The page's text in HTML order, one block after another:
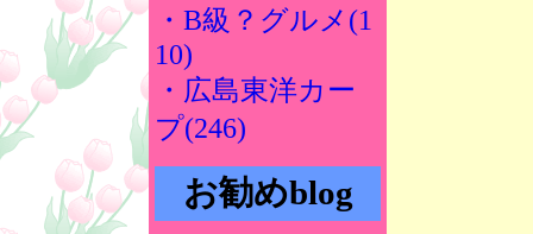
・B級？グルメ(1
10)
・広島東洋カー
プ(246)
お勧めblog